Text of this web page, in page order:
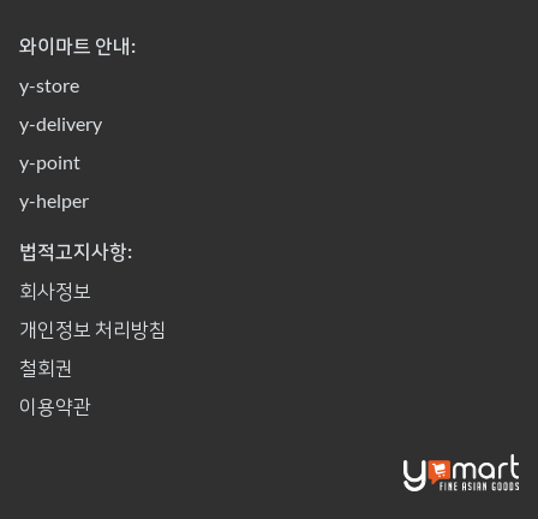
와이마트 안내:
y-store
y-delivery
y-point
y-helper
법적고지사항:
회사정보
개인정보 처리방침
철회권
이용약관